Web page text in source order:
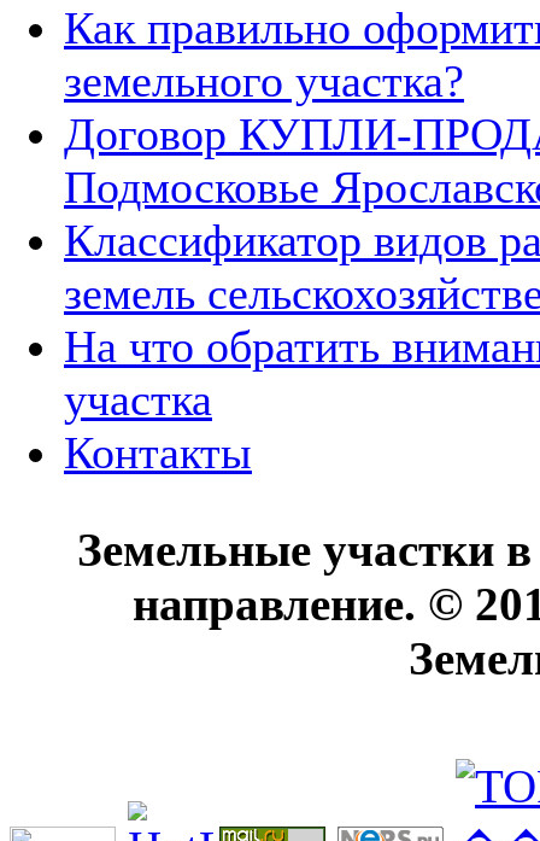
Как правильно
земельного участка?
Договор КУПЛИ-
Подмосковье
Классификатор видов
земель
На что обратить
участка
Контакты
Земельные участки
направление. ©